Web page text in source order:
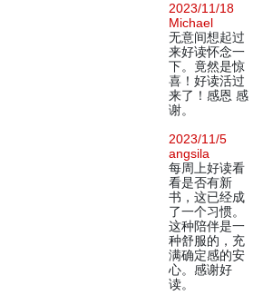
2023/11/18
Michael
无意间想起过
来好读怀念一
下。竟然是惊
喜！好读活过
来了！感恩 感
谢。
2023/11/5
angsila
每周上好读看
看是否有新
书，这已经成
了一个习惯。
这种陪伴是一
种舒服的，充
满确定感的安
心。感谢好
读。